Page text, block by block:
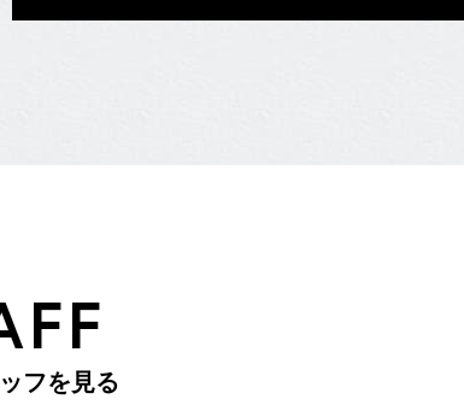
FF
ッフを見る